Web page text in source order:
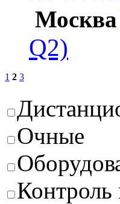
Москва
Q2)
1 2 3
Очные